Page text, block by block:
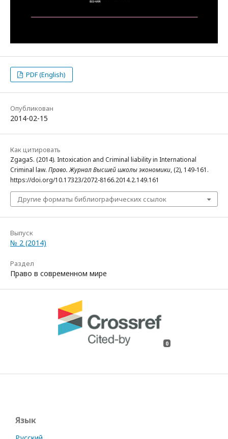
PDF (English)
Опубликован
2014-02-15
Как цитировать
ZgagaS. (2014). Intoxication and Criminal liability in International
Criminal law. Право. Журнал Высшей школы экономики, (2), 149-161.
https://doi.org/10.17323/2072-8166.2014.2.149.161
Другие форматы библиографических ссылок
Выпуск
№ 2 (2014)
Раздел
Право в современном мире
0
Язык